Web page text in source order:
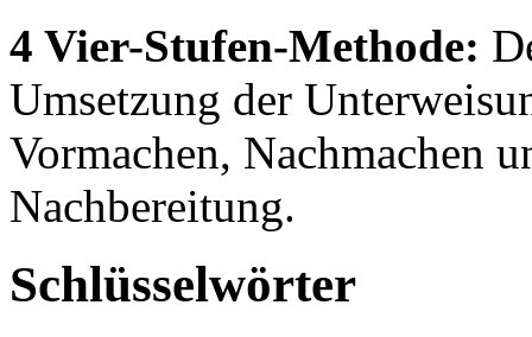
4 Vier-Stufen-Methode:
Umsetzung der
Vormachen, Nachmachen
Nachbereitung.
Schlüsselwörter